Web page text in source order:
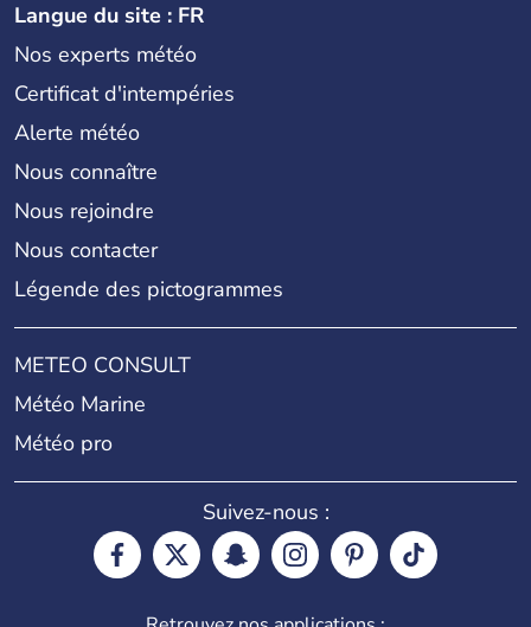
Langue du site : FR
Nos experts météo
Certificat d'intempéries
Alerte météo
Nous connaître
Nous rejoindre
Nous contacter
Légende des pictogrammes
METEO CONSULT
Météo Marine
Météo pro
Suivez-nous :